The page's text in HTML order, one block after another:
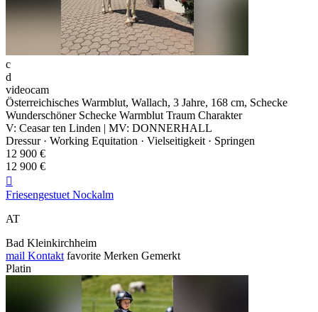
c
d
videocam
Österreichisches Warmblut, Wallach, 3 Jahre, 168 cm, Schecke
Wunderschöner Schecke Warmblut Traum Charakter
V: Ceasar ten Linden | MV: DONNERHALL
Dressur · Working Equitation · Vielseitigkeit · Springen
12 900 €
12 900 €

Friesengestuet Nockalm
AT
Bad Kleinkirchheim
mail Kontakt favorite Merken Gemerkt
Platin